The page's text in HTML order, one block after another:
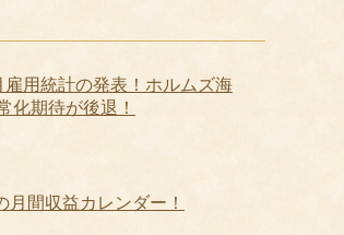
雇用統計の発表！ホルムズ海
化期待が後退！
月間収益カレンダー！